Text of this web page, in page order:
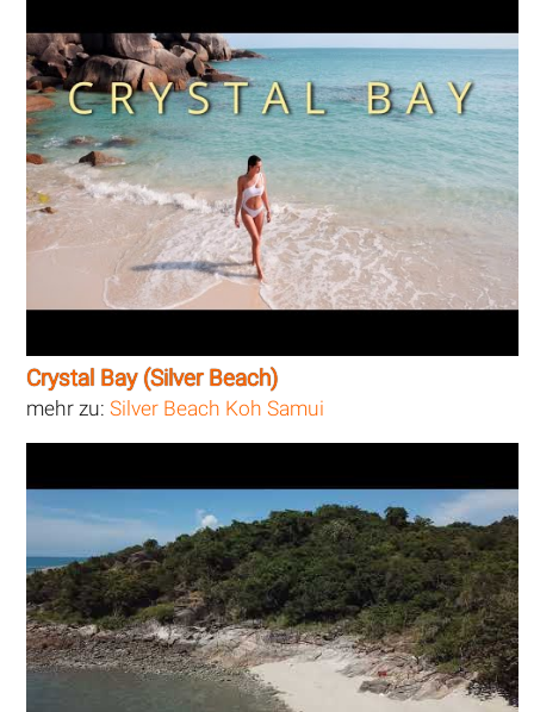
Crystal Bay (Silver Beach)
mehr zu:Silver Beach Koh Samui